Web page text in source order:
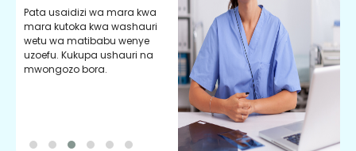
Pata usaidizi wa mara kwa
mara kutoka kwa washauri
wetu wa matibabu wenye
uzoefu. Kukupa ushauri na
mwongozo bora.